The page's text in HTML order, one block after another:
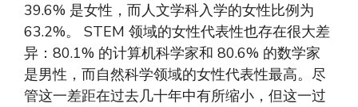
39.6% 是女性，而人文学科入学的女性比例为
63.2%。 STEM 领域的女性代表性也存在很大差
异：80.1% 的计算机科学家和 80.6% 的数学家
是男性，而自然科学领域的女性代表性最高。尽
管这一差距在过去几十年中有所缩小，但这一过